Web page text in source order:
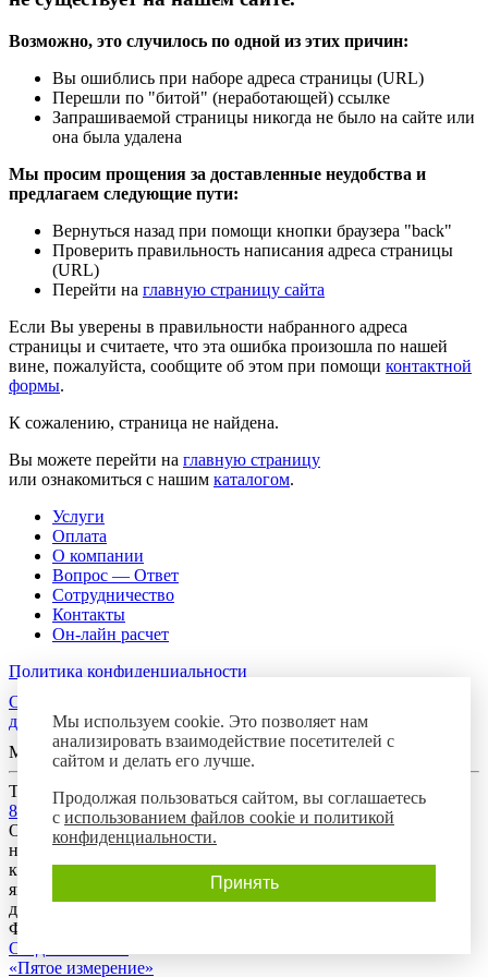
Возможно, это случилось по одной из этих причин:
Вы ошиблись при наборе адреса страницы (URL)
Перешли по "битой" (неработающей) ссылке
Запрашиваемой страницы никогда не было на сайте или
она была удалена
Мы просим прощения за доставленные неудобства и
предлагаем следующие пути:
Вернуться назад при помощи кнопки браузера "back"
Проверить правильность написания адреса страницы
(URL)
Перейти на главную страницу сайта
Если Вы уверены в правильности набранного адреса
страницы и считаете, что эта ошибка произошла по нашей
вине, пожалуйста, сообщите об этом при помощи контактной
формы.
К сожалению, страница не найдена.
Вы можете перейти на главную страницу
или ознакомиться с нашим каталогом.
Услуги
Оплата
О компании
Вопрос — Ответ
Сотрудничество
Контакты
Он-лайн расчет
Политика конфиденциальности
Согласие посетителя сайта на обработку персональных
данных
Мы в соцсетях
Телефон горячей линии
8-800-700-8788
Обращаем Ваше внимание на то, что данный интернет-сайт
носит исключительно информационный характер и ни при
каких условиях предложения, размещенные на нем, не
являются публичной офертой, определяемой положениями
действующего гражданского законодательства Российской
Федерации.
Создание сайта:
«Пятое измерение»
Мы используем cookie. Это позволяет нам
анализировать взаимодействие посетителей с
сайтом и делать его лучше.
Продолжая пользоваться сайтом, вы соглашаетесь
с использованием файлов cookie и политикой
конфиденциальности.
Принять